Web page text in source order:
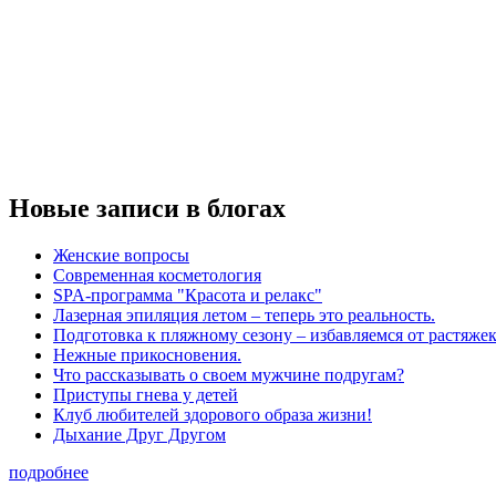
Новые записи в блогах
Женские вопросы
Современная косметология
SPA-программа "Красота и релакс"
Лазерная эпиляция летом – теперь это реальность.
Подготовка к пляжному сезону – избавляемся от
Нежные прикосновения.
Что рассказывать о своем мужчине подругам?
Приступы гнева у детей
Клуб любителей здорового образа жизни!
Дыхание Друг Другом
подробнее